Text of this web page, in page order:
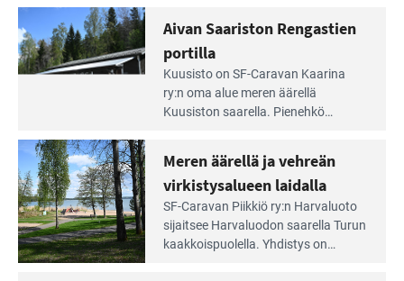
rannalla
pääsee
irti
arjesta
tarjoaa ympäris­töineen kauniit
maisemat ja loistavat virkistäytymis­
mahdollisuudet.
Lue
Saariston
Rengastien
portilla
Aivan Saariston Rengastien
portilla
Kuusisto on SF-Caravan Kaarina
ry:n oma alue meren äärellä
Kuusiston saarella. Pie­nehkö
Lue
Leirintäoppaan
artikkeli:
Meren
Meren äärellä ja vehreän
virkistysalueen laidalla
SF-Caravan Piikkiö ry:n Harvaluoto
sijait­see Harvaluodon saarella Turun
kaakkois­puolella. Yhdistys on